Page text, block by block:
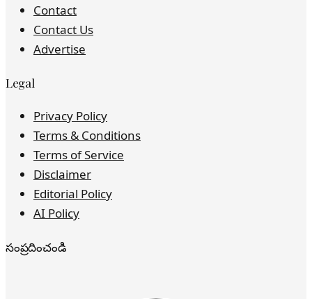
Contact
Contact Us
Advertise
Legal
Privacy Policy
Terms & Conditions
Terms of Service
Disclaimer
Editorial Policy
AI Policy
సంప్రదించండి